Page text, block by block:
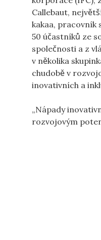
Callebaut,
kakaa, pracovník
50 účastníků ze
společnosti a z
v několika
chudobě v
inovativních a
„Nápady
rozvojovým